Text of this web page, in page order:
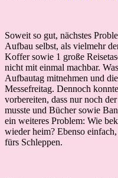
Soweit so gut, nächstes
Aufbau selbst, als vielmehr
Koffer sowie 1 große
nicht mit einmal machbar.
Aufbautag mitnehmen und
Messefreitag. Dennoch
vorbereiten, dass nur noch
musste und Bücher sowie
ein weiteres Problem: Wie
wieder heim? Ebenso
fürs Schleppen.